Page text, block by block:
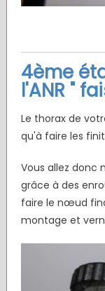
4ème
l'ANR "
Le thorax de
qu'à faire les
Vous allez donc
grâce à des
faire le nœud
montage et